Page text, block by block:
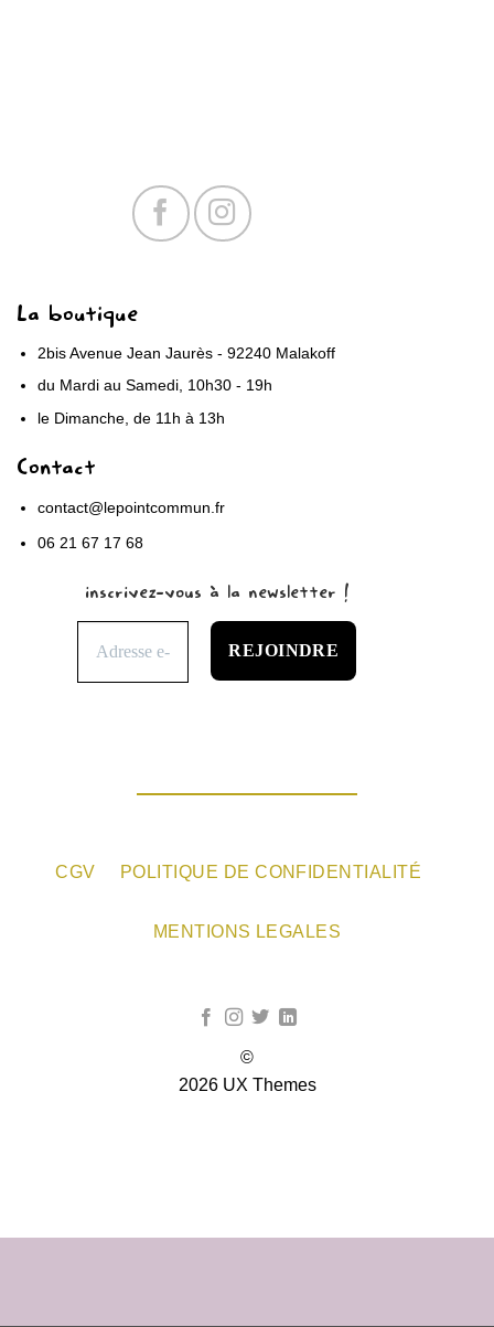
La boutique
2bis Avenue Jean Jaurès - 92240 Malakoff
du Mardi au Samedi, 10h30 - 19h
le Dimanche, de 11h à 13h
Contact
contact@lepointcommun.fr
06 21 67 17 68
inscrivez-vous à la newsletter !
CGV POLITIQUE DE CONFIDENTIALITÉ
MENTIONS LEGALES
©
2026 UX Themes